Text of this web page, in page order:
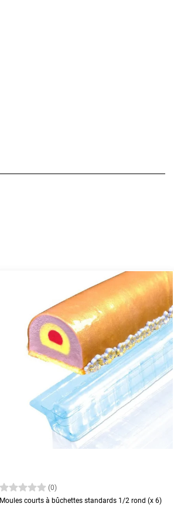
(0)
Moules courts à bûchettes standards 1/2 rond (x 6)